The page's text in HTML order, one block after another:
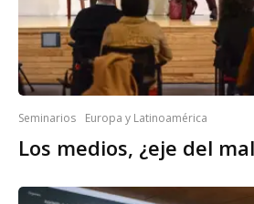
Seminarios Europa y Latinoamérica
Los medios, ¿eje del